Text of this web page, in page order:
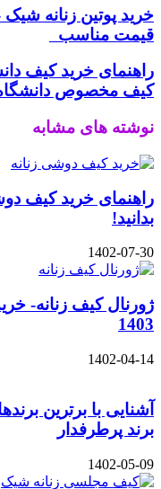
قیمت مناسب
کیف مخصوص
نوشته های مشابه
بدانید!
1402-07-30
ژورنال کیف زنانه-
1403
1402-04-14
برند پرطرفدار
1402-05-09